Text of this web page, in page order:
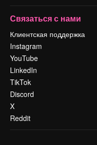
Связаться с нами
Клиентская поддержка
Instagram
YouTube
LinkedIn
TikTok
Discord
X
Reddit